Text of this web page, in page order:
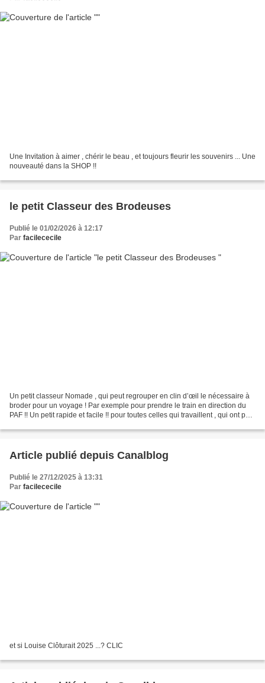
Une Invitation à aimer , chérir le beau , et toujours fleurir les souvenirs ... Une
nouveauté dans la SHOP !!
le petit Classeur des Brodeuses
Publié le 01/02/2026 à 12:17
Par facilececile
Un petit classeur Nomade , qui peut regrouper en clin d’œil le nécessaire à
broder pour un voyage ! Par exemple pour prendre le train en direction du
PAF !! Un petit rapide et facile !! pour toutes celles qui travaillent , qui ont peu
Article publié depuis Canalblog
Publié le 27/12/2025 à 13:31
Par facilececile
et si Louise Clôturait 2025 ...? CLIC